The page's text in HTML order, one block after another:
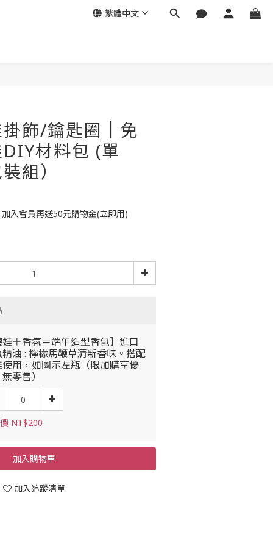
繁體中文
掛飾/鑰匙圈│免
材料包 (單
組）
入會員再送50元購物金(立即用)
＋香氛＝端午造型香包】進口
油 : 檸檬馬鞭草清新香味。搭配
用，如圖示左瓶（限加購享優
零售）
NT$200
加入購物車
加入追蹤清單